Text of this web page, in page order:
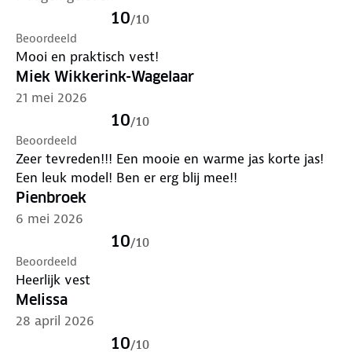
Bewust onderweg met hergebruikt materiaal
gerecycled polyester
Is je kleding aan vervanging toe? Lever het in bij
onze winkels. Wij geven er een nieuwe bestemming
aan.
10/10
Beoordeeld
Mooi en praktisch vest!
Miek Wikkerink-Wagelaar
21 mei 2026
10/10
Beoordeeld
Zeer tevreden!!! Een mooie en warme jas korte jas!
Een leuk model! Ben er erg blij mee!!
Pienbroek
6 mei 2026
10/10
Beoordeeld
Heerlijk vest
Melissa
28 april 2026
10/10